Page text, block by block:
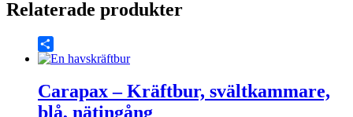
Relaterade produkter
Share
Carapax – Kräftbur, svältkammare,
blå, nätingång